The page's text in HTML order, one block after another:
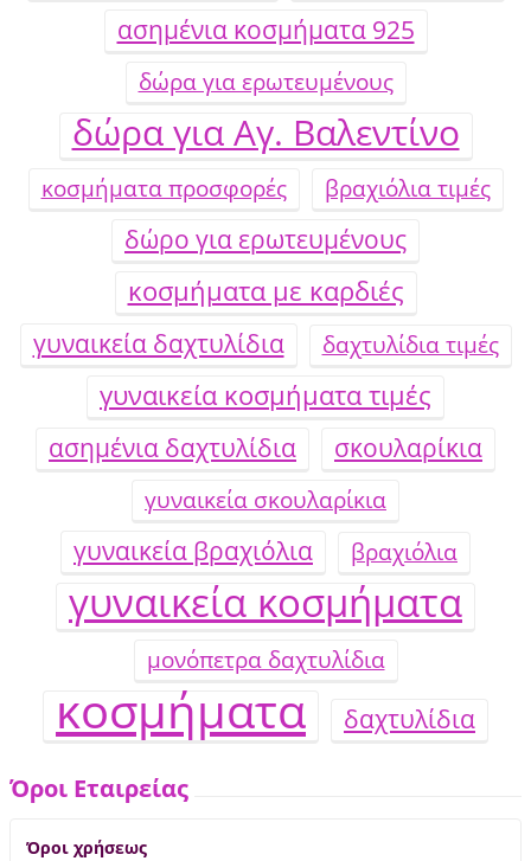
ασημένια κοσμήματα 925
δώρα για ερωτευμένους
δώρα για Αγ. Βαλεντίνο
κοσμήματα προσφορές βραχιόλια τιμές
δώρο για ερωτευμένους
κοσμήματα με καρδιές
γυναικεία δαχτυλίδια δαχτυλίδια τιμές
γυναικεία κοσμήματα τιμές
ασημένια δαχτυλίδια σκουλαρίκια
γυναικεία σκουλαρίκια
γυναικεία βραχιόλια βραχιόλια
γυναικεία κοσμήματα
μονόπετρα δαχτυλίδια
κοσμήματα δαχτυλίδια
Όροι Εταιρείας
Όροι χρήσεως